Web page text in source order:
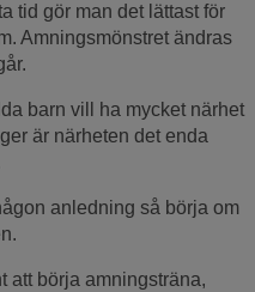
tid gör man det lättast för
Amningsmönstret ändras
barn vill ha mycket närhet
är närheten det enda
anledning så börja om
att börja amningsträna,